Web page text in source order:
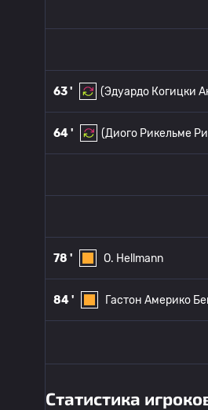
63 ' (Эдуардо Когицки
64 ' (Диого Рикельме
78 ' O. Hellmann
84 ' Гастон Америко
Статистика